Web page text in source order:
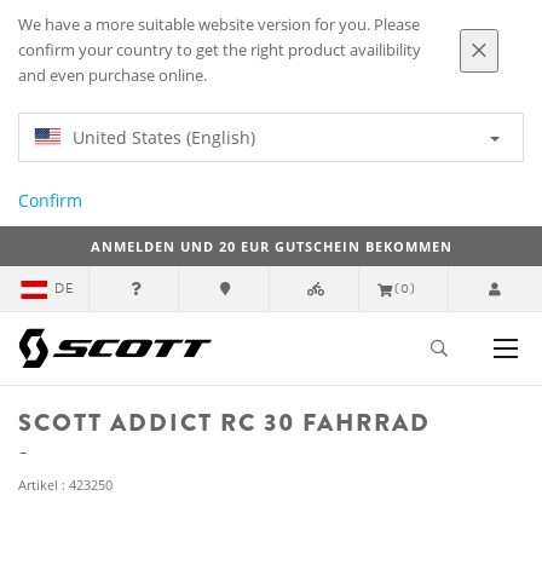
We have a more suitable website version for you. Please
confirm your country to get the right product availibility
and even purchase online.
United States (English)
Confirm
ANMELDEN UND 20 EUR GUTSCHEIN BEKOMMEN
DE (0)
SCOTT ADDICT RC 30 FAHRRAD
Artikel : 423250